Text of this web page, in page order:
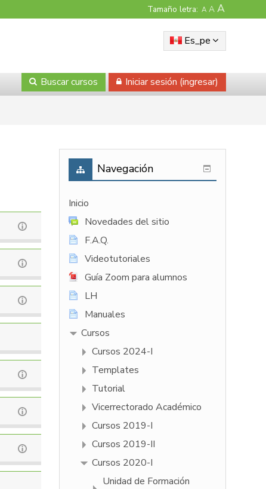
Tamaño letra: A A A
Es_pe
Iniciar sesión (ingresar)
Buscar cursos
Navegación
Inicio
Novedades del sitio
F.A.Q.
Videotutoriales
Guía Zoom para alumnos
LH
Manuales
Cursos
Cursos 2024-I
Templates
Tutorial
Vicerrectorado Académico
Cursos 2019-I
Cursos 2019-II
Cursos 2020-I
Unidad de Formación